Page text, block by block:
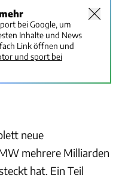
bei Google, um
Inhalte und News
Link öffnen und
und sport bei
neue
mehrere Milliarden
hat. Ein Teil